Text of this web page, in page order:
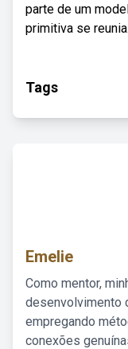
parte de um
primitiva se reunia.
Tags
Emelie
Como mentor,
desenvolvimento
empregando
conexões